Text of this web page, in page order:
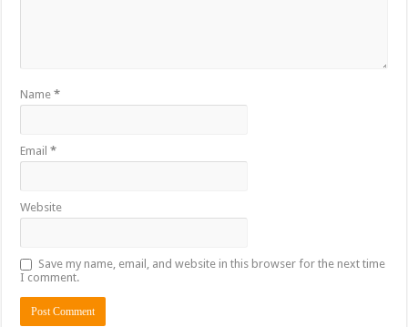
Name*
Email*
Website
Save my name, email, and website in this browser for the next time
I comment.